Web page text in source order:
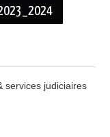
services judiciaires